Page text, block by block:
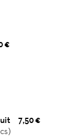
€
7,50 €